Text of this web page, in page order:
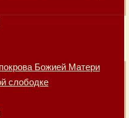
Божией Матери
слободке